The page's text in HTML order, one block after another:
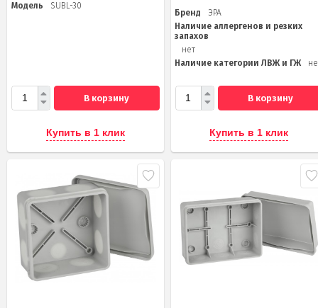
Модель SUBL-30
В корзину
Купить в 1 клик
Бренд
ЭРА
Наличие аллергенов и резких
запахов
нет
Наличие категории ЛВЖ и ГЖ
В корзину
Купить в 1 клик